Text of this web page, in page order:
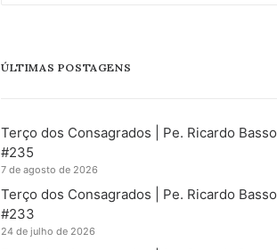
ÚLTIMAS POSTAGENS
Terço dos Consagrados | Pe. Ricardo Basso
#235
7 de agosto de 2026
Terço dos Consagrados | Pe. Ricardo Basso
#233
24 de julho de 2026